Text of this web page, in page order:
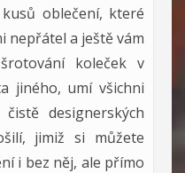
oblečení, které
nepřátel a ještě vám
koleček v
jiného, umí všichni
designerských
jimiž si můžete
i bez něj, ale přímo